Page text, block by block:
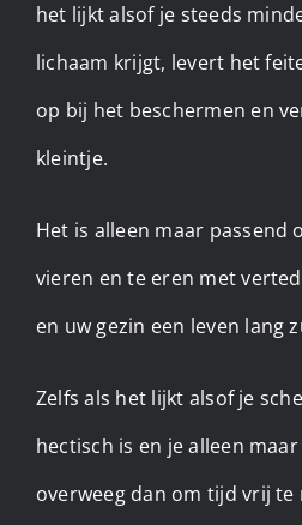
het lijkt alsof je steeds
lichaam krijgt, levert het
op bij het beschermen en
kleintje.
Het is alleen maar passend
vieren en te eren met
en uw gezin een leven lang
Zelfs als het lijkt alsof je
hectisch is en je alleen
overweeg dan om tijd vrij te